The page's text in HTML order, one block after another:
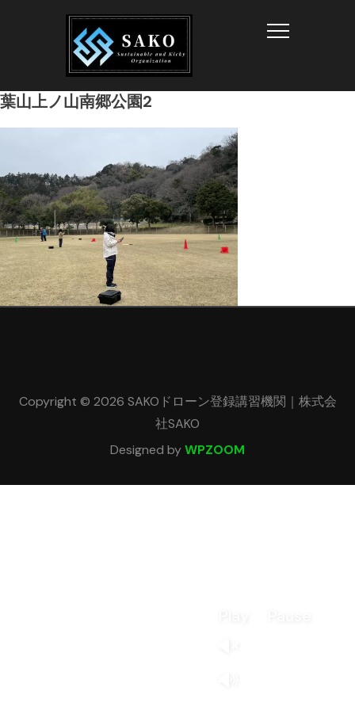
Info
葉山上ノ山南郷公園2
Copyright © 2026 SAKOドローン登録講習機関｜株式会
社SAKO
Designed byWPZOOM